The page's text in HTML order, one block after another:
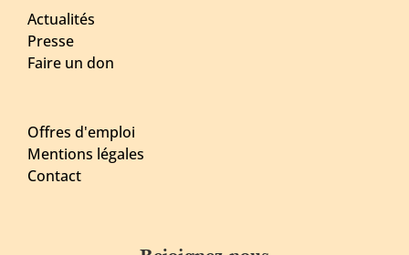
Actualités
Presse
Faire un don
Offres d'emploi
Mentions légales
Contact